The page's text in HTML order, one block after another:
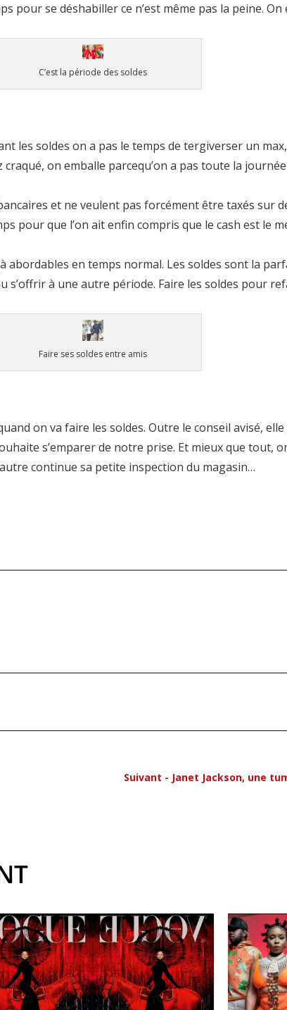
pour se déshabiller ce n’est même pas la peine.
C’est la période des soldes
les soldes on a pas le temps de tergiverser un
on emballe parcequ’on a pas toute la
et ne veulent pas forcément être taxés sur
pour que l’on ait enfin compris que le cash est le
abordables en temps normal. Les soldes sont la
s’offrir à une autre période. Faire les soldes pour
Faire ses soldes entre amis
on va faire les soldes. Outre le conseil avisé,
s’emparer de notre prise. Et mieux que tout,
continue sa petite inspection du magasin…
Suivant - Janet Jackson, une